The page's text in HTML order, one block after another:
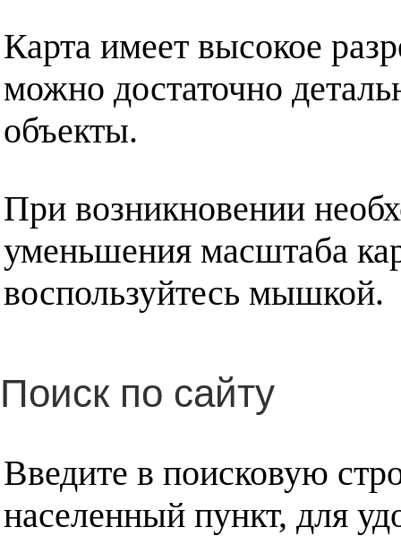
Карта имеет высокое
можно достаточно
объекты.
При возникновении
уменьшения масштаба
воспользуйтесь мышкой.
Поиск по сайту
Введите в поисковую
населенный пункт, для